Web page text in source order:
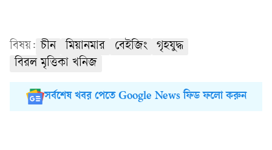
বিষয়: চীন মিয়ানমার বেইজিং
গৃহযুদ্ধ
বিরল মৃত্তিকা খনিজ
সর্বশেষ খবর পেতে Google News ফিড ফলো করুন